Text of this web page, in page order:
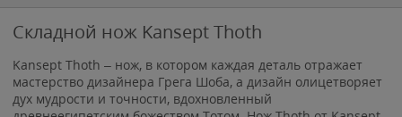
Складной нож Kansept Thoth
Kansept Thoth – нож, в котором каждая деталь отражает
мастерство дизайнера Грега Шоба, а дизайн олицетворяет
дух мудрости и точности, вдохновленный